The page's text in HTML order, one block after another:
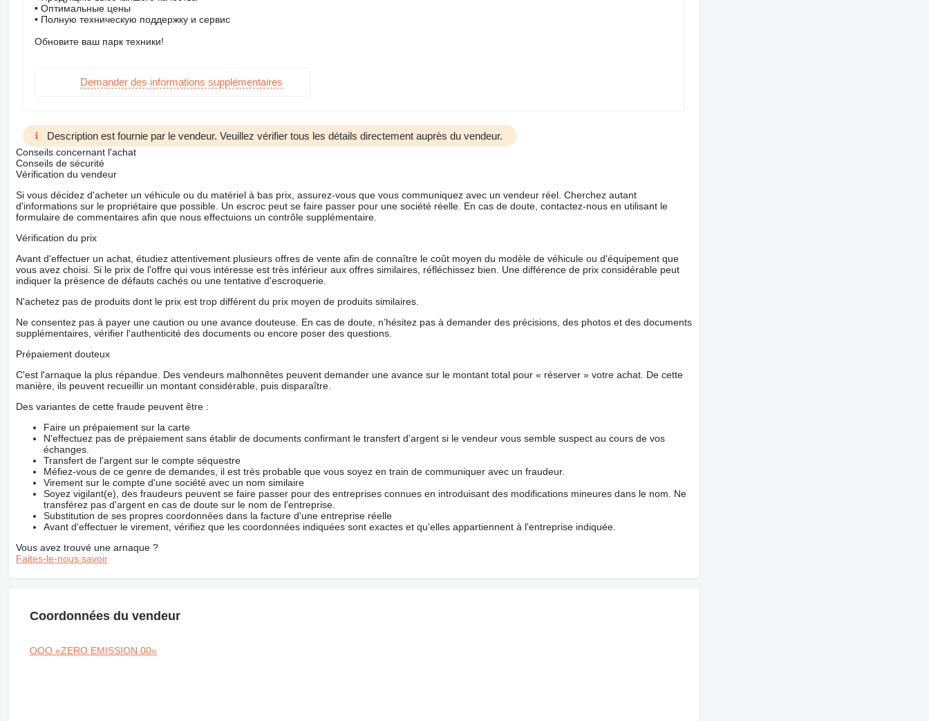
• Оптимальные цены
• Полную техническую поддержку и сервис
Обновите ваш парк техники!
Demander des informations supplémentaires
Description est fournie par le vendeur. Veuillez vérifier tous les détails directement auprès du vendeur.
Conseils concernant l'achat
Conseils de sécurité
Vérification du vendeur
Si vous décidez d'acheter un véhicule ou du matériel à bas prix, assurez-vous que vous communiquez avec un vendeur réel. Cherchez autant
d'informations sur le propriétaire que possible. Un escroc peut se faire passer pour une société réelle. En cas de doute, contactez-nous en utilisant le
formulaire de commentaires afin que nous effectuions un contrôle supplémentaire.
Vérification du prix
Avant d'effectuer un achat, étudiez attentivement plusieurs offres de vente afin de connaître le coût moyen du modèle de véhicule ou d'équipement que
vous avez choisi. Si le prix de l'offre qui vous intéresse est très inférieur aux offres similaires, réfléchissez bien. Une différence de prix considérable peut
indiquer la présence de défauts cachés ou une tentative d'escroquerie.
N'achetez pas de produits dont le prix est trop différent du prix moyen de produits similaires.
Ne consentez pas à payer une caution ou une avance douteuse. En cas de doute, n’hésitez pas à demander des précisions, des photos et des documents
supplémentaires, vérifier l'authenticité des documents ou encore poser des questions.
Prépaiement douteux
C'est l'arnaque la plus répandue. Des vendeurs malhonnêtes peuvent demander une avance sur le montant total pour « réserver » votre achat. De cette
manière, ils peuvent recueillir un montant considérable, puis disparaître.
Des variantes de cette fraude peuvent être :
Faire un prépaiement sur la carte
N'effectuez pas de prépaiement sans établir de documents confirmant le transfert d'argent si le vendeur vous semble suspect au cours de vos
échanges.
Transfert de l'argent sur le compte séquestre
Méfiez-vous de ce genre de demandes, il est très probable que vous soyez en train de communiquer avec un fraudeur.
Virement sur le compte d'une société avec un nom similaire
Soyez vigilant(e), des fraudeurs peuvent se faire passer pour des entreprises connues en introduisant des modifications mineures dans le nom. Ne
transférez pas d'argent en cas de doute sur le nom de l'entreprise.
Substitution de ses propres coordonnées dans la facture d'une entreprise réelle
Avant d'effectuer le virement, vérifiez que les coordonnées indiquées sont exactes et qu'elles appartiennent à l'entreprise indiquée.
Vous avez trouvé une arnaque ?
Faites-le-nous savoir
Coordonnées du vendeur
OOO «ZERO EMISSION 00»